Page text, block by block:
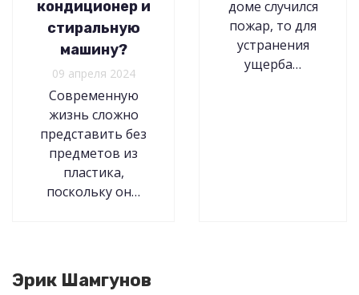
кондиционер и
стиральную
машину?
09 апреля 2024
Современную
жизнь сложно
представить без
предметов из
пластика,
поскольку он…
доме случился
пожар, то для
устранения
ущерба…
Эрик Шамгунов